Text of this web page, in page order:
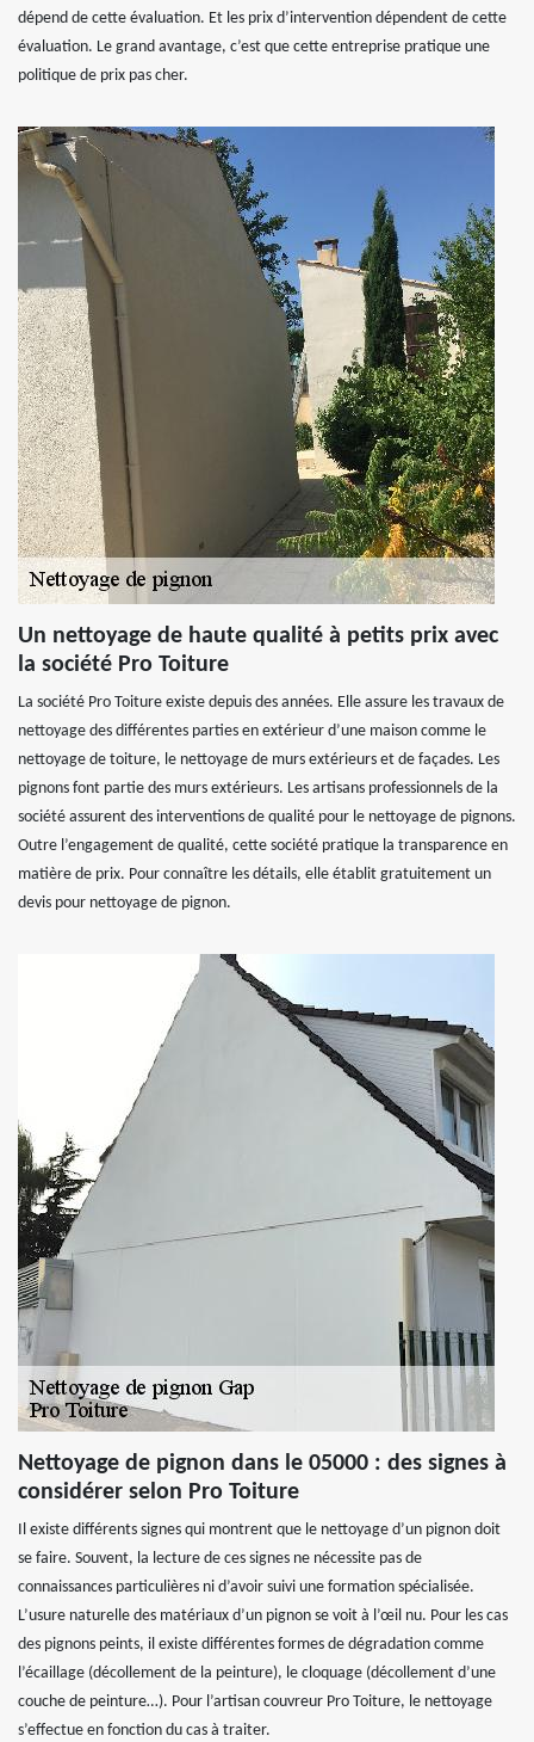
dépend de cette évaluation. Et les prix d’intervention dépendent de cette
évaluation. Le grand avantage, c’est que cette entreprise pratique une
politique de prix pas cher.
Un nettoyage de haute qualité à petits prix avec
la société Pro Toiture
La société Pro Toiture existe depuis des années. Elle assure les travaux de
nettoyage des différentes parties en extérieur d’une maison comme le
nettoyage de toiture, le nettoyage de murs extérieurs et de façades. Les
pignons font partie des murs extérieurs. Les artisans professionnels de la
société assurent des interventions de qualité pour le nettoyage de pignons.
Outre l’engagement de qualité, cette société pratique la transparence en
matière de prix. Pour connaître les détails, elle établit gratuitement un
devis pour nettoyage de pignon.
Nettoyage de pignon dans le 05000 : des signes à
considérer selon Pro Toiture
Il existe différents signes qui montrent que le nettoyage d’un pignon doit
se faire. Souvent, la lecture de ces signes ne nécessite pas de
connaissances particulières ni d’avoir suivi une formation spécialisée.
L’usure naturelle des matériaux d’un pignon se voit à l’œil nu. Pour les cas
des pignons peints, il existe différentes formes de dégradation comme
l’écaillage (décollement de la peinture), le cloquage (décollement d’une
couche de peinture…). Pour l’artisan couvreur Pro Toiture, le nettoyage
s’effectue en fonction du cas à traiter.